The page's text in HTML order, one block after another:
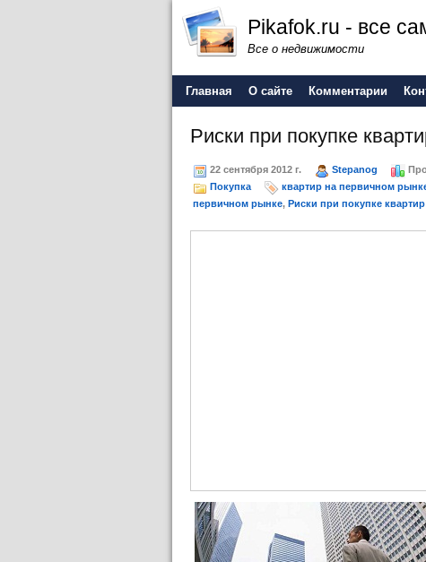
Pikafok.ru - все
Все о недвижимости
Главная О сайте Комментарии
Риски при покупке
22 сентября 2012 г. Stepanog
Покупка
квартир на первичном
первичном рынке, Риски при покупке